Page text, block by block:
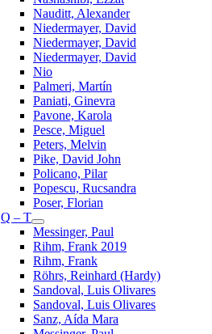
Nauditt, Alexander
Niedermayer, David
Niedermayer, David
Niedermayer, David
Nio
Palmeri, Martín
Paniati, Ginevra
Pavone, Karola
Pesce, Miguel
Peters, Melvin
Pike, David John
Policano, Pilar
Popescu, Rucsandra
Poser, Florian
Q – T
Messinger, Paul
Rihm, Frank 2019
Rihm, Frank
Röhrs, Reinhard (Hardy)
Sandoval, Luis Olivares
Sandoval, Luis Olivares
Sanz, Aída Mara